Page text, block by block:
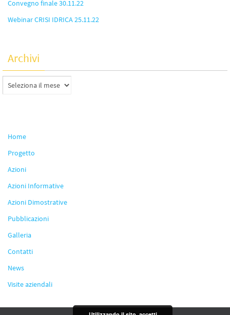
Convegno finale 30.11.22
Webinar CRISI IDRICA 25.11.22
Archivi
Home
Progetto
Azioni
Azioni Informative
Azioni Dimostrative
Pubblicazioni
Galleria
Contatti
News
Visite aziendali